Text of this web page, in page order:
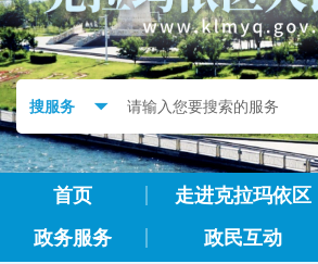
首页 走进克拉玛依区
政务服务
政民互动